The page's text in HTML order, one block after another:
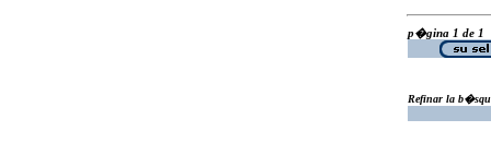
p�gina 1 de 1
Refinar la